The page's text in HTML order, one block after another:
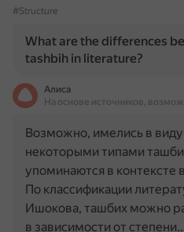
#Structure
What are the differences
tashbih in literature?
Алиса
На основе источников,
Возможно, имелись в
некоторыми типами
упоминаются в контексте
По классификации
Ишокова, ташбих можно
в зависимости от